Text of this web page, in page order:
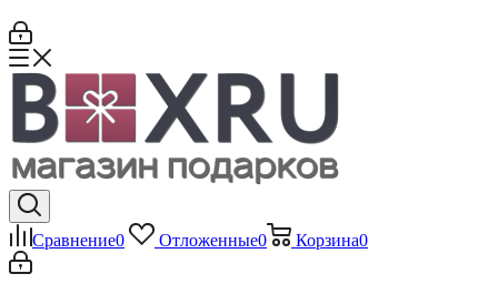
Сравнение0 Отложенные0 Корзина0